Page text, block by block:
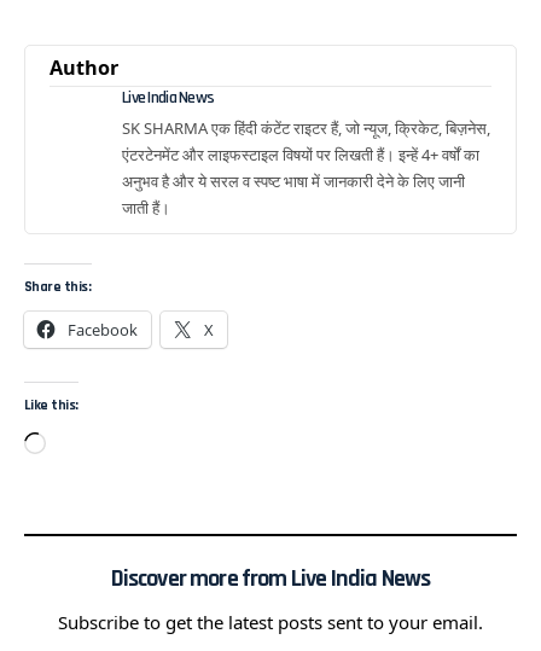
Author
Live India News
SK SHARMA एक हिंदी कंटेंट राइटर हैं, जो न्यूज, क्रिकेट, बिज़नेस,
एंटरटेनमेंट और लाइफस्टाइल विषयों पर लिखती हैं। इन्हें 4+ वर्षों का
अनुभव है और ये सरल व स्पष्ट भाषा में जानकारी देने के लिए जानी
जाती हैं।
Share this:
Facebook X
Like this:
Discover more from Live India News
Subscribe to get the latest posts sent to your email.